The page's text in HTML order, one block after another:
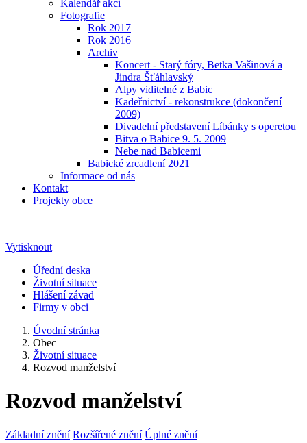
Kalendář akcí
Fotografie
Rok 2017
Rok 2016
Archiv
Koncert - Starý fóry, Betka Vašinová a
Jindra Šťáhlavský
Alpy viditelné z Babic
Kadeřnictví - rekonstrukce (dokončení
2009)
Divadelní představení Líbánky s operetou
Bitva o Babice 9. 5. 2009
Nebe nad Babicemi
Babické zrcadlení 2021
Informace od nás
Kontakt
Projekty obce
Vytisknout
Úřední deska
Životní situace
Hlášení závad
Firmy v obci
Úvodní stránka
Obec
Životní situace
Rozvod manželství
Rozvod manželství
Základní znění Rozšířené znění Úplné znění